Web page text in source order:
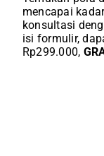
mencapai
konsultasi
isi formulir,
Rp299.000,